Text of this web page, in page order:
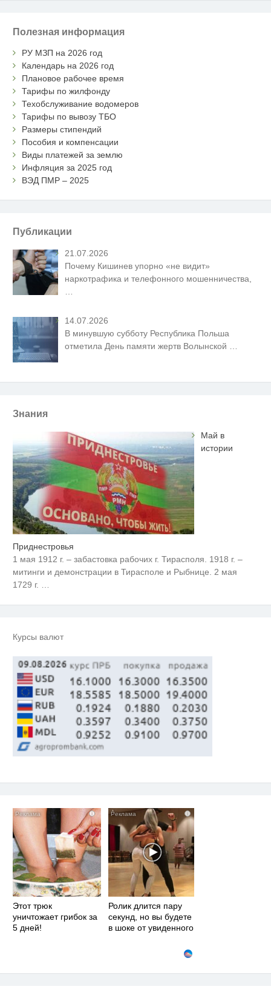
Полезная информация
РУ МЗП на 2026 год
Календарь на 2026 год
Плановое рабочее время
Тарифы по жилфонду
Техобслуживание водомеров
Тарифы по вывозу ТБО
Размеры стипендий
Пособия и компенсации
Виды платежей за землю
Инфляция за 2025 год
ВЭД ПМР – 2025
Публикации
21.07.2026
Почему Кишинев упорно «не видит»
наркотрафика и телефонного мошенничества,
14.07.2026
В минувшую субботу Республика Польша
отметила День памяти жертв Волынской
Знания
Май в
истории
Приднестровья
1 мая 1912 г. – забастовка рабочих г. Тирасполя. 1918 г. –
митинги и демонстрации в Тирасполе и Рыбнице. 2 мая
1729 г. …
Курсы валют
i
Этот трюк
уничтожает грибок за
5 дней!
i
Ролик длится пару
секунд, но вы будете
в шоке от увиденного